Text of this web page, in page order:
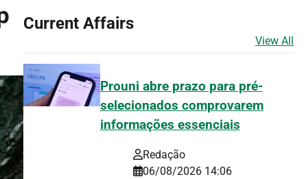
Current Affairs
View All
Prouni abre prazo para pré-
selecionados comprovarem
informações essenciais
Redação
06/08/2026 14:06